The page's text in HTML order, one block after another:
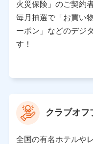
株式会社NTTドコモ
東京都中央区日本橋
本橋ビル 3F
ソナルデータ憲章」に
※ パーソナルデータ
管理」の設定状態に
ります。
火災保険」のご契約
毎月抽選で「お買い
ーポン」などのデジ
す！
クラブオフ
全国の有名ホテルや